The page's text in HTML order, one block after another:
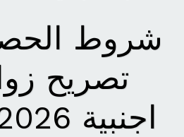
شروط
تصريح